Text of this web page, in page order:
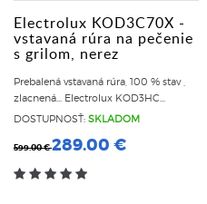
Electrolux KOD3C70X -
vstavaná rúra na pečenie
s grilom, nerez
Prebalená vstavaná rúra, 100 % stav ,
zlacnená... Electrolux KOD3HC...
DOSTUPNOSŤ: SKLADOM
599.00 €289.00 €